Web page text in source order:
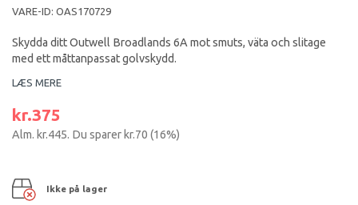
VARE-ID: OAS170729
Skydda ditt Outwell Broadlands 6A mot smuts, väta och slitage
med ett måttanpassat golvskydd.
LÆS MERE
kr.375
Alm. kr.445. Du sparer kr.70 (16%)
Ikke på lager